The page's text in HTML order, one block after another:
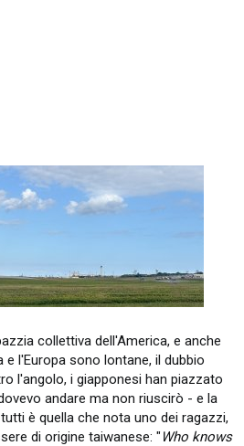
collettiva dell'America, e anche
e l'Europa sono lontane, il dubbio
l'angolo, i giapponesi han piazzato
andare ma non riuscirò - e la
è quella che nota uno dei ragazzi,
di origine taiwanese: " Who knows